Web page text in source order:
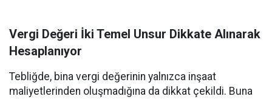
Vergi Değeri İki Temel Unsur Dikkate Alınarak
Hesaplanıyor
Tebliğde, bina vergi değerinin yalnızca inşaat
maliyetlerinden oluşmadığına da dikkat çekildi. Buna